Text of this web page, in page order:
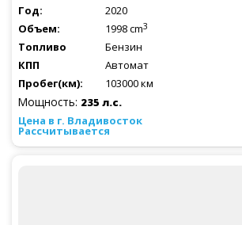
2020
1998 cm3
Бензин
Автомат
103000 км
Мощность: 235 л.с.
Рассчитывается